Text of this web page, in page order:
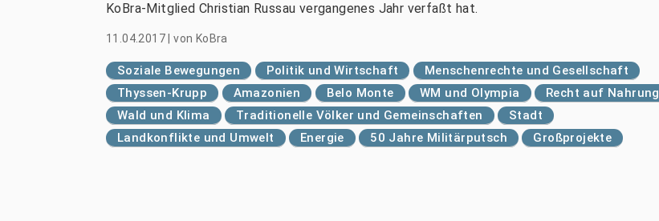
KoBra-Mitglied Christian Russau vergangenes Jahr verfaßt hat.
11.04.2017 |von KoBra
Soziale Bewegungen Politik und Wirtschaft
Menschenrechte und Gesellschaft
Thyssen-Krupp
Amazonien Belo Monte WM und Olympia
Recht auf Nahrung
Wald und Klima
Traditionelle Völker und Gemeinschaften
Stadt
Landkonflikte und Umwelt
Energie 50 Jahre Militärputsch Großprojekte